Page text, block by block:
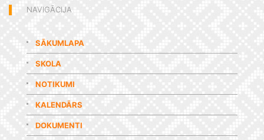
NAVIGĀCIJA
SĀKUMLAPA
SKOLA
NOTIKUMI
KALENDĀRS
DOKUMENTI